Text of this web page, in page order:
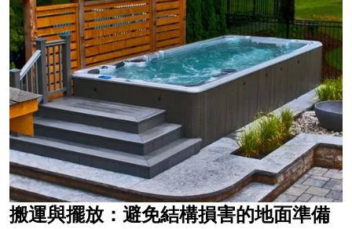
搬運與擺放：避免結構損害的地面準備